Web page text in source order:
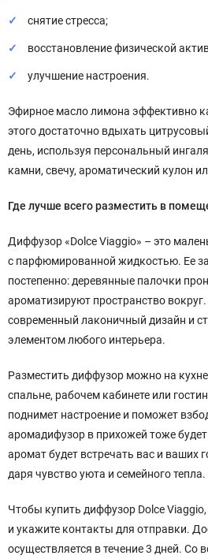
снятие стресса;
восстановление физической
улучшение настроения.
Эфирное масло лимона эффективно
этого достаточно вдыхать
день, используя персональный
камни, свечу, ароматический кулон
Где лучше всего разместить в
Диффузор «Dolce Viaggio» – это
с парфюмированной жидкостью. Ее
постепенно: деревянные палочки
ароматизируют пространство
современный лаконичный дизайн и
элементом любого интерьера.
Разместить диффузор можно на
спальне, рабочем кабинете или
поднимет настроение и поможет
аромадифузор в прихожей тоже
аромат будет встречать вас и ваших
даря чувство уюта и семейного тепла.
Чтобы купить диффузор Dolce
и укажите контакты для отправки.
осуществляется в течение 3 дней. Со